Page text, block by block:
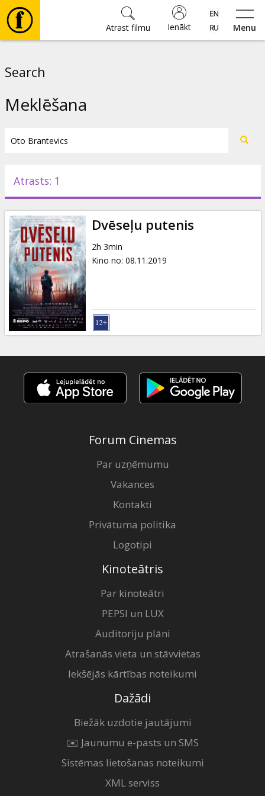
Menu
Ienākt
Atrast filmu
Pasākumi
Ziņas
Dāvanu
kartes
Uzkodas
B2B
Kino
Klubs
Search
Meklēšana
Atrasts: 1
Dvēseļu putenis
2h 3min
Kino no: 08.11.2019
Forum Cinemas
Par uzņēmumu
Vakances
Kontakti
Privātuma politika
Logotipi
Kinoteātris
Par kinoteātri
PEPSI un LUX
Auditoriju plāni
Atrašanās vieta un stāvvietas
Iekšējās kārtības noteikumi
Dažādi
Biežāk uzdotie jautājumi
✉️ Jaunumu e-pasts un SMS
Sistēmas lietošanas noteikumi
XML serviss